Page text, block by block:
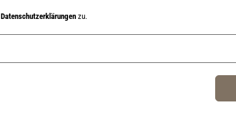
Datenschutzerklärungen zu.